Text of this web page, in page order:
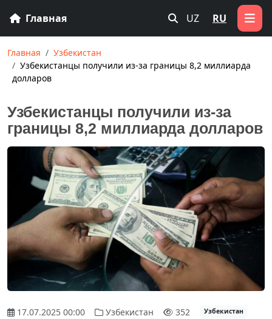
Главная UZ RU
Главная
Узбекистан
Узбекистанцы получили из-за границы 8,2 миллиарда
долларов
Узбекистанцы получили из-за
границы 8,2 миллиарда долларов
17.07.2025 00:00 Узбекистан 352
Узбекистан